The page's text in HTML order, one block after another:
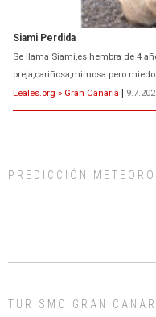
Siami Perdida
Se llama Siami,es hembra de 4
oreja,cariñosa,mimosa pero
Leales.org » Gran Canaria |
días, ella incluida...
PREDICCIÓN
TURISMO GRAN